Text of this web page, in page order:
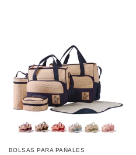
BOLSAS PARA PAÑALES